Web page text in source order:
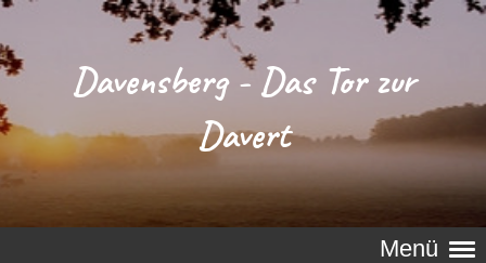
Davensberg - Das Tor zur
Davert
Menü